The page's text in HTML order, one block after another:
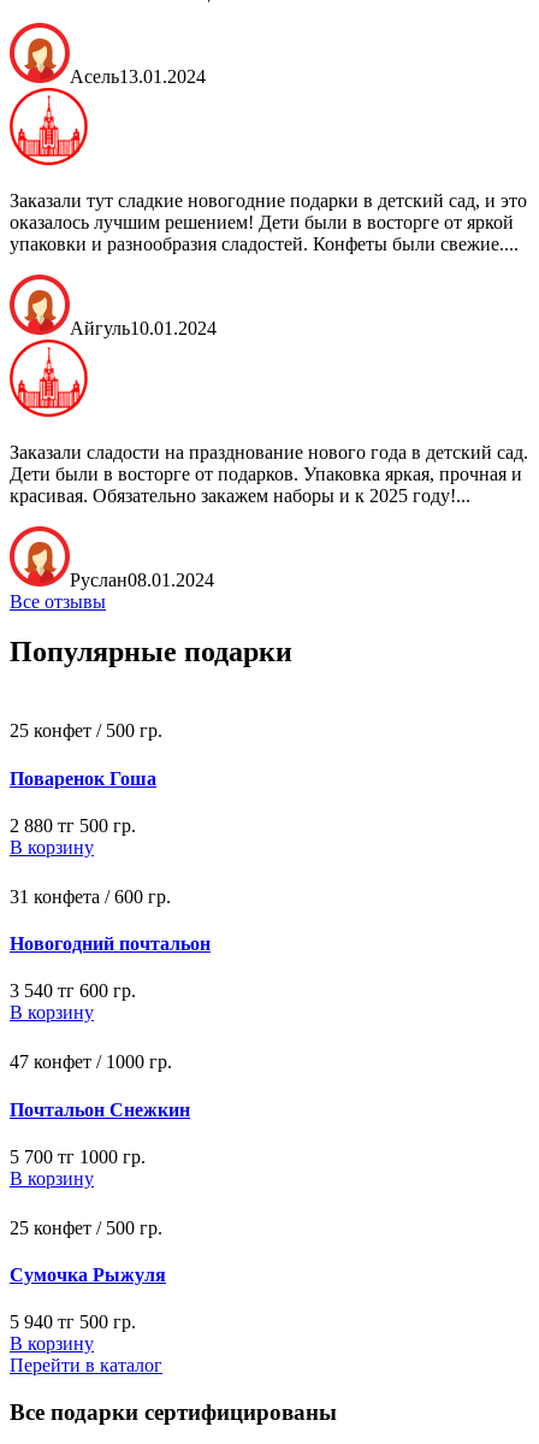
Асель13.01.2024
Заказали тут сладкие новогодние подарки в детский сад, и это
оказалось лучшим решением! Дети были в восторге от яркой
упаковки и разнообразия сладостей. Конфеты были свежие....
Айгуль10.01.2024
Заказали сладости на празднование нового года в детский сад.
Дети были в восторге от подарков. Упаковка яркая, прочная и
красивая. Обязательно закажем наборы и к 2025 году!...
Руслан08.01.2024
Все отзывы
Популярные подарки
25 конфет / 500 гр.
Поваренок Гоша
2 880 тг 500 гр.
В корзину
31 конфета / 600 гр.
Новогодний почтальон
3 540 тг 600 гр.
В корзину
47 конфет / 1000 гр.
Почтальон Снежкин
5 700 тг 1000 гр.
В корзину
25 конфет / 500 гр.
Сумочка Рыжуля
5 940 тг 500 гр.
В корзину
Перейти в каталог
Все подарки сертифицированы